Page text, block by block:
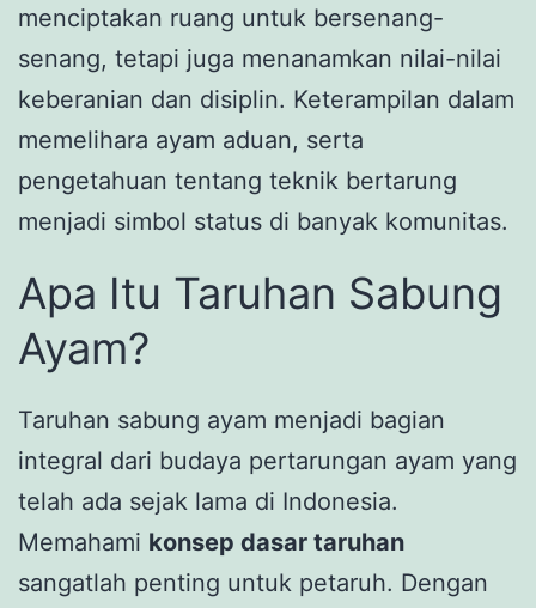
menciptakan ruang untuk bersenang-
senang, tetapi juga menanamkan nilai-nilai
keberanian dan disiplin. Keterampilan dalam
memelihara ayam aduan, serta
pengetahuan tentang teknik bertarung
menjadi simbol status di banyak komunitas.
Apa Itu Taruhan Sabung
Ayam?
Taruhan sabung ayam menjadi bagian
integral dari budaya pertarungan ayam yang
telah ada sejak lama di Indonesia.
Memahami konsep dasar taruhan
sangatlah penting untuk petaruh. Dengan